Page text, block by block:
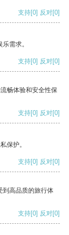
支持[0] 反对[0]
需求。
支持[0] 反对[0]
畅体验和安全性保
支持[0] 反对[0]
保护。
支持[0] 反对[0]
到高品质的旅行体
支持[0] 反对[0]